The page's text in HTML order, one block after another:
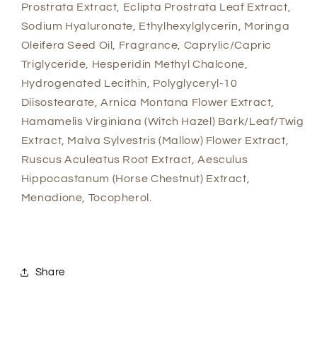
Prostrata Extract, Eclipta Prostrata Leaf Extract,
Sodium Hyaluronate, Ethylhexylglycerin, Moringa
Oleifera Seed Oil, Fragrance, Caprylic/Capric
Triglyceride, Hesperidin Methyl Chalcone,
Hydrogenated Lecithin, Polyglyceryl-10
Diisostearate, Arnica Montana Flower Extract,
Hamamelis Virginiana (Witch Hazel) Bark/Leaf/Twig
Extract, Malva Sylvestris (Mallow) Flower Extract,
Ruscus Aculeatus Root Extract, Aesculus
Hippocastanum (Horse Chestnut) Extract,
Menadione, Tocopherol.
Share